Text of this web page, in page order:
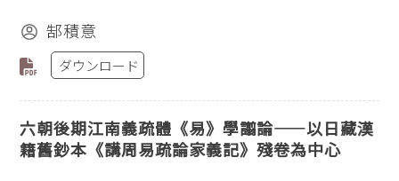
郜積意
ダウンロード
六朝後期江南義疏體《易》學譾論——以日藏漢
籍舊鈔本《講周易疏論家義記》殘卷為中心